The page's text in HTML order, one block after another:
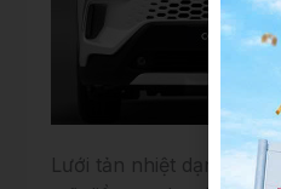
Lưới tản nhiệt dạng tổ